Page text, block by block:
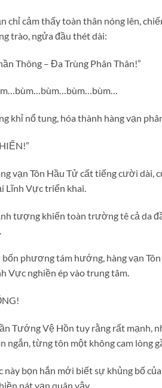
chỉ cảm thấy toàn thân nóng lên,
trào, ngửa đầu thét dài:
Thông – Đa Trùng Phân Thân!”
khỉ nổ tung, hóa thành hàng vạn
vạn Tôn Hầu Tử cất tiếng cười dài,
Lĩnh Vực triển khai.
tượng khiến toàn trường tê cả da
phương tám hướng, hàng vạn
Vực nghiền ép vào trung tâm.
Tướng Vệ Hồn tuy rằng rất mạnh,
ngắn, từng tôn một không cam lòng
này bọn hắn mới biết sự khủng bố
nát vạn quân vậy.